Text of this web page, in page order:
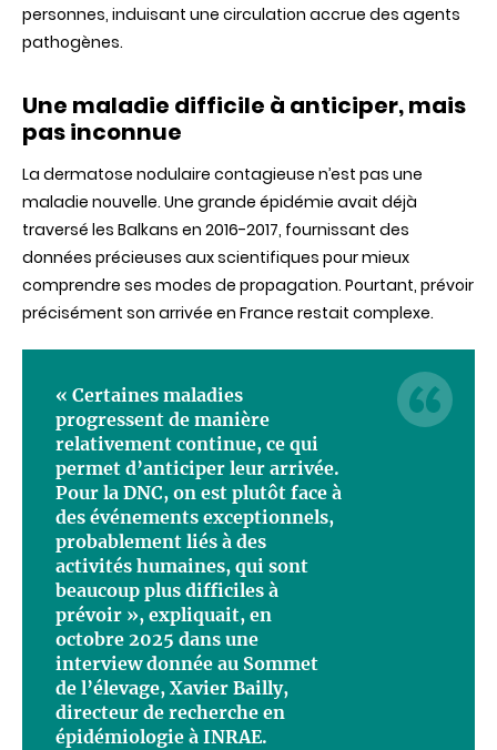
personnes, induisant une circulation accrue des agents
pathogènes.
Une maladie difficile à anticiper, mais
pas inconnue
La dermatose nodulaire contagieuse n’est pas une
maladie nouvelle. Une grande épidémie avait déjà
traversé les Balkans en 2016-2017, fournissant des
données précieuses aux scientifiques pour mieux
comprendre ses modes de propagation. Pourtant, prévoir
précisément son arrivée en France restait complexe.
« Certaines maladies
progressent de manière
relativement continue, ce qui
permet d’anticiper leur arrivée.
Pour la DNC, on est plutôt face à
des événements exceptionnels,
probablement liés à des
activités humaines, qui sont
beaucoup plus difficiles à
prévoir », expliquait, en
octobre 2025 dans une
interview donnée au Sommet
de l’élevage, Xavier Bailly,
directeur de recherche en
épidémiologie à INRAE.